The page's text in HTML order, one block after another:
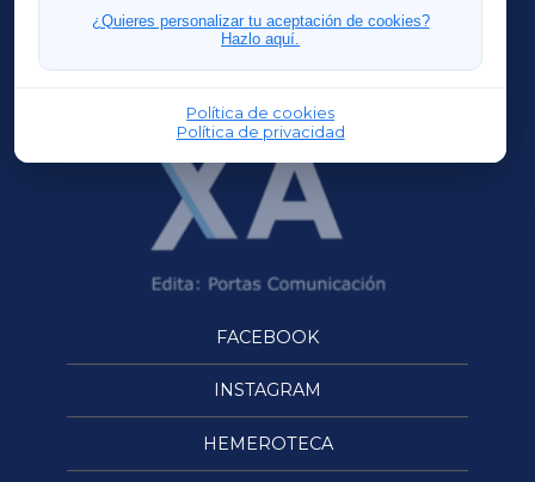
¿Quieres personalizar tu aceptación de cookies?
Hazlo aquí.
Política de cookies
Política de privacidad
FERROLXA
OURENSEXA
FACEBOOK
INSTAGRAM
HEMEROTECA